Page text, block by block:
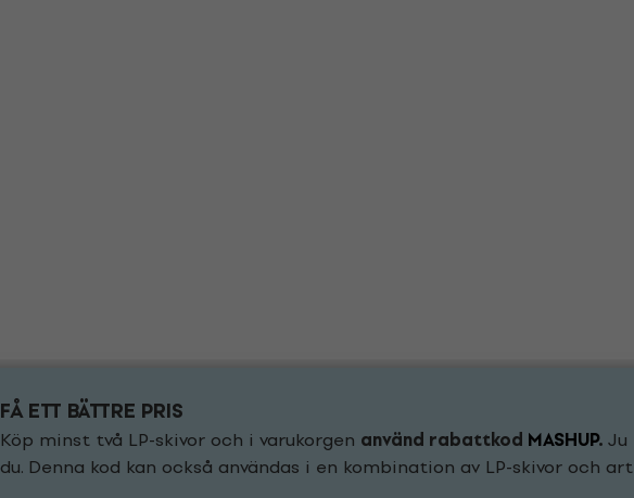
FÅ ETT BÄTTRE PRIS
Köp minst två LP-skivor och i varukorgen använd rabattkod MASHUP.
du. Denna kod kan också användas i en kombination av LP-skivor och